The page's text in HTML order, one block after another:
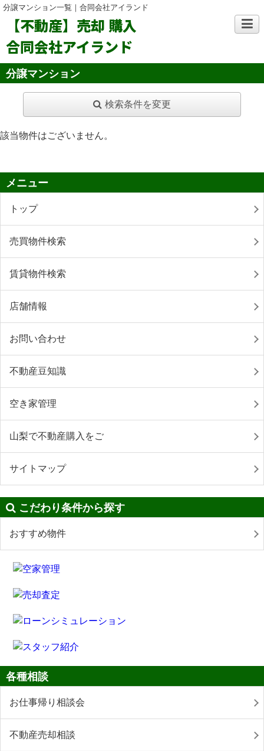
分譲マンション一覧｜合同会社アイランド
【不動産】売却 購入
合同会社アイランド
分譲マンション
検索条件を変更
該当物件はございません。
メニュー
トップ
売買物件検索
賃貸物件検索
店舗情報
お問い合わせ
不動産豆知識
空き家管理
山梨で不動産購入をご
サイトマップ
こだわり条件から探す
おすすめ物件
各種相談
お仕事帰り相談会
不動産売却相談